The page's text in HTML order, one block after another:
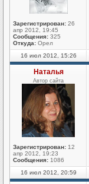
Зарегистрирован: 26
апр 2012, 19:45
Сообщения: 325
Откуда: Орел
16 июл 2012, 15:26
Наталья
Автор сайта
Зарегистрирован: 12
апр 2012, 19:23
Сообщения: 1086
16 июл 2012, 20:59